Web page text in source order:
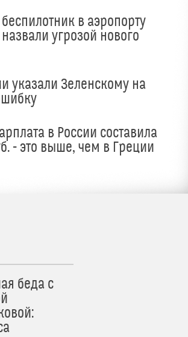
в аэропорту
угрозой нового
указали Зеленскому на
в России составила
- это выше, чем в Греции
беда с